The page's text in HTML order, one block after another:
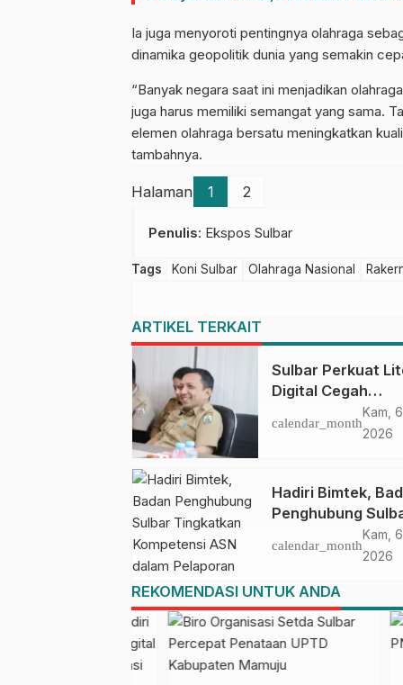
Ia juga menyoroti pentingnya olahraga
dinamika geopolitik dunia yang semakin
“Banyak negara saat ini menjadikan
juga harus memiliki semangat yang sama.
elemen olahraga bersatu meningkatkan
tambahnya.
Halaman 1 2
Penulis: Ekspos Sulbar
Tags Koni Sulbar Olahraga Nasional
ARTIKEL TERKAIT
Sulbar Perkuat
Digital Cegah
Kejahatan Love
Scamming
calendar_month
Kam,
2026
Hadiri Bimtek,
Penghubung
Kompetensi ASN
PPN Gunakan
Coretax
calendar_month
Kam,
2026
REKOMENDASI UNTUK ANDA